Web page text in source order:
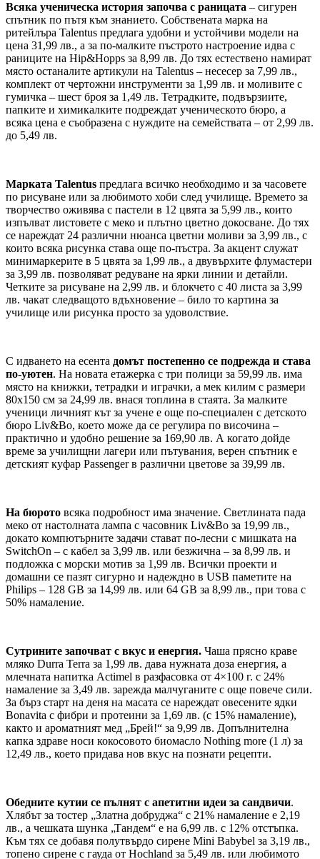
Всяка ученическа история започва с раницата – сигурен
спътник по пътя към знанието. Собствената марка на
ритейлъра Talentus предлага удобни и устойчиви модели на
цена 31,99 лв., а за по-малките пъстрото настроение идва с
раниците на Hip&Hopps за 8,99 лв. До тях естествено намират
място останалите артикули на Talentus – несесер за 7,99 лв.,
комплект от чертожни инструменти за 1,99 лв. и моливите с
гумичка – шест броя за 1,49 лв. Тетрадките, подвързиите,
папките и химикалките подреждат ученическото бюро, а
всяка цена е съобразена с нуждите на семействата – от 2,99 лв.
до 5,49 лв.
Марката Talentus предлага всичко необходимо и за часовете
по рисуване или за любимото хоби след училище. Времето за
творчество оживява с пастели в 12 цвята за 5,99 лв., които
изпълват листовете с меко и плътно цветно докосване. До тях
се нареждат 24 различни нюанса цветни моливи за 3,99 лв., с
които всяка рисунка става още по-пъстра. За акцент служат
минимаркерите в 5 цвята за 1,99 лв., а двувърхите флумастери
за 3,99 лв. позволяват редуване на ярки линии и детайли.
Четките за рисуване на 2,99 лв. и блокчето с 40 листа за 3,99
лв. чакат следващото вдъхновение – било то картина за
училище или рисунка просто за удоволствие.
С идването на есента домът постепенно се подрежда и става
по-уютен. На новата етажерка с три полици за 59,99 лв. има
място на книжки, тетрадки и играчки, а мек килим с размери
80х150 см за 24,99 лв. внася топлина в стаята. За малките
ученици личният кът за учене е още по-специален с детското
бюро Liv&Bo, което може да се регулира по височина –
практично и удобно решение за 169,90 лв. А когато дойде
време за училищни лагери или пътувания, верен спътник е
детският куфар Passenger в различни цветове за 39,99 лв.
На бюрото всяка подробност има значение. Светлината пада
меко от настолната лампа с часовник Liv&Bo за 19,99 лв.,
докато компютърните задачи стават по-лесни с мишката на
SwitchOn – с кабел за 3,99 лв. или безжична – за 8,99 лв. и
подложка с морски мотив за 1,99 лв. Всички проекти и
домашни се пазят сигурно и надеждно в USB паметите на
Philips – 128 GB за 14,99 лв. или 64 GB за 8,99 лв., при това с
50% намаление.
Сутрините започват с вкус и енергия. Чаша прясно краве
мляко Durra Terra за 1,99 лв. дава нужната доза енергия, а
млечната напитка Actimel в разфасовка от 4×100 г. с 24%
намаление за 3,49 лв. зарежда малчуганите с още повече сили.
За бърз старт на деня на масата се нареждат овесените ядки
Bonavita с фибри и протеини за 1,69 лв. (с 15% намаление),
както и ароматният мед „Брей!“ за 9,99 лв. Допълнителна
капка здраве носи кокосовото биомасло Nothing more (1 л) за
12,49 лв., което придава нов вкус на познати рецепти.
Обедните кутии се пълнят с апетитни идеи за сандвичи.
Хлябът за тостер „Златна добруджа“ с 21% намаление е 2,19
лв., а чешката шунка „Тандем“ е на 6,99 лв. с 12% отстъпка.
Към тях се добавя полутвърдо сирене Mini Babybel за 3,19 лв.,
топено сирене с гауда от Hochland за 5,49 лв. или любимото